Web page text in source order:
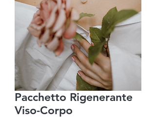
Pacchetto Rigenerante
Viso-Corpo